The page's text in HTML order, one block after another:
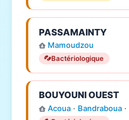
PASSAMAINTY
Mamoudzou
Bactériologique
BOUYOUNI OUEST
Acoua· Bandraboua·